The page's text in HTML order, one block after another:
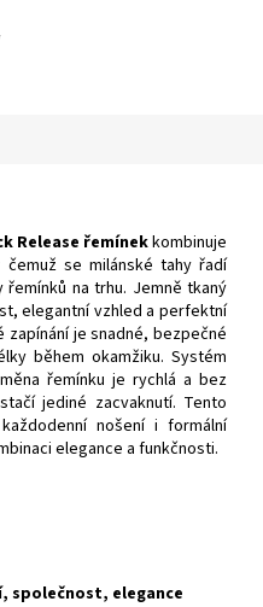
Release řemínekkombinuje
se milánské tahy řadí
na trhu. Jemně tkaný
elegantní vzhled a perfektní
je snadné, bezpečné
během okamžiku. Systém
řemínku je rychlá a bez
jediné zacvaknutí. Tento
nošení i formální
elegance a funkčnosti.
společnost, elegance